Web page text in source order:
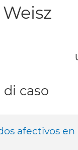
caso
afectivos